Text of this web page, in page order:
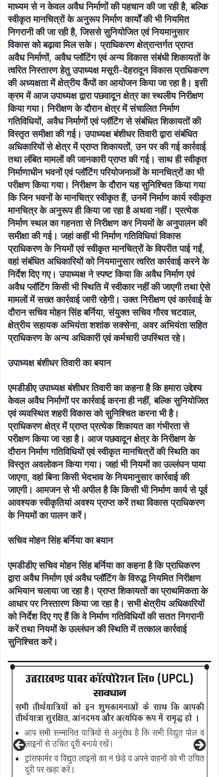
माध्यम से न केवल अवैध निर्माणों की पहचान की जा रही है, बल्कि
स्वीकृत मानचित्रों के अनुरूप निर्माण कार्यों की भी नियमित
निगरानी की जा रही है, जिससे सुनियोजित एवं नियमानुसार
विकास को बढ़ावा मिल सके। प्राधिकरण क्षेत्रान्तर्गत प्राप्त
अवैध निर्माणों, अवैध प्लॉटिंग एवं अन्य विकास संबंधी शिकायतों के
त्वरित निस्तारण हेतु उपाध्यक्ष मसूरी-देहरादून विकास प्राधिकरण
की अध्यक्षता में क्षेत्रीय कैंपों का आयोजन किया जा रहा है। इसी
क्रम में आज उपाध्यक्ष द्वारा पछवादून क्षेत्र का स्थलीय निरीक्षण
किया गया। निरीक्षण के दौरान क्षेत्र में संचालित निर्माण
गतिविधियों, अवैध निर्माणों एवं प्लॉटिंग से संबंधित शिकायतों की
विस्तृत समीक्षा की गई। उपाध्यक्ष बंशीधर तिवारी द्वारा संबंधित
अधिकारियों से क्षेत्र में प्राप्त शिकायतों, उन पर की गई कार्रवाई
तथा लंबित मामलों की जानकारी प्राप्त की गई। साथ ही स्वीकृत
निर्माणाधीन भवनों एवं प्लॉटिंग परियोजनाओं के मानचित्रों का भी
परीक्षण किया गया। निरीक्षण के दौरान यह सुनिश्चित किया गया
कि जिन भवनों के मानचित्र स्वीकृत हैं, उनमें निर्माण कार्य स्वीकृत
मानचित्र के अनुरूप ही किया जा रहा है अथवा नहीं। प्रत्येक
निर्माण स्थल का गहनता से निरीक्षण कर नियमों के अनुपालन की
समीक्षा की गई। जहां कहीं भी निर्माण गतिविधियां विकास
प्राधिकरण के नियमों एवं स्वीकृत मानचित्रों के विपरीत पाई गईं,
वहां संबंधित अधिकारियों को नियमानुसार त्वरित कार्रवाई करने के
निर्देश दिए गए। उपाध्यक्ष ने स्पष्ट किया कि अवैध निर्माण एवं
अवैध प्लॉटिंग किसी भी स्थिति में स्वीकार नहीं की जाएगी तथा ऐसे
मामलों में सख्त कार्रवाई जारी रहेगी। उक्त निरीक्षण एवं कार्रवाई के
दौरान सचिव मोहन सिंह बर्निया, संयुक्त सचिव गौरव चटवाल,
क्षेत्रीय सहायक अभियंता शशांक सक्सेना, अवर अभियंता सहित
प्राधिकरण के अन्य अधिकारी एवं कर्मचारी उपस्थित रहे।
उपाध्यक्ष बंशीधर तिवारी का बयान
एमडीडीए उपाध्यक्ष बंशीधर तिवारी का कहना है कि हमारा उद्देश्य
केवल अवैध निर्माणों पर कार्रवाई करना ही नहीं, बल्कि सुनियोजित
एवं व्यवस्थित शहरी विकास को सुनिश्चित करना भी है।
प्राधिकरण क्षेत्र में प्राप्त प्रत्येक शिकायत का गंभीरता से
परीक्षण किया जा रहा है। आज पछवादून क्षेत्र के निरीक्षण के
दौरान निर्माण गतिविधियों एवं स्वीकृत मानचित्रों की स्थिति का
विस्तृत अवलोकन किया गया। जहां भी नियमों का उल्लंघन पाया
जाएगा, वहां बिना किसी भेदभाव के नियमानुसार कार्रवाई की
जाएगी। आमजन से भी अपील है कि किसी भी निर्माण कार्य से पूर्व
आवश्यक स्वीकृतियां अवश्य प्राप्त करें तथा विकास प्राधिकरण
के नियमों का पालन करें।
सचिव मोहन सिंह बर्निया का बयान
एमडीडीए सचिव मोहन सिंह बर्निया का कहना है कि प्राधिकरण
द्वारा अवैध निर्माण एवं अवैध प्लॉटिंग के विरुद्ध नियमित निरीक्षण
अभियान चलाया जा रहा है। प्राप्त शिकायतों का प्राथमिकता के
आधार पर निस्तारण किया जा रहा है। सभी क्षेत्रीय अधिकारियों
को निर्देश दिए गए हैं कि वे निर्माण गतिविधियों की सतत निगरानी
करें तथा नियमों के उल्लंघन की स्थिति में तत्काल कार्रवाई
सुनिश्चित करें।